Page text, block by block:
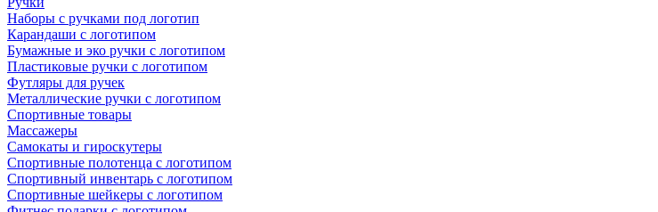
Наборы с ручками под логотип
Карандаши с логотипом
Бумажные и эко ручки с логотипом
Пластиковые ручки с логотипом
Футляры для ручек
Металлические ручки с логотипом
Спортивные товары
Массажеры
Самокаты и гироскутеры
Спортивные полотенца с логотипом
Спортивный инвентарь с логотипом
Спортивные шейкеры с логотипом